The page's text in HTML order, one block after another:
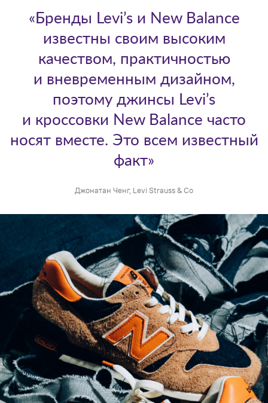
Джонатан Ченг, Levi Strauss & Co
«Бренды Levi’s и New Balance
известны своим высоким
качеством, практичностью
и вневременным дизайном,
поэтому джинсы Levi’s
и кроссовки New Balance часто
носят вместе. Это всем известный
факт»